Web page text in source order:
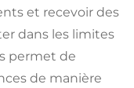
et recevoir des
dans les limites
permet de
de manière